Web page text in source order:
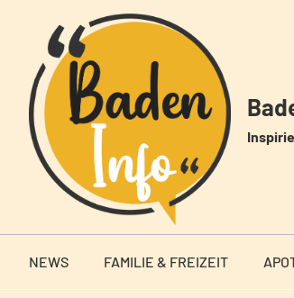
springen
NEWS FAMILIE & FREIZEIT